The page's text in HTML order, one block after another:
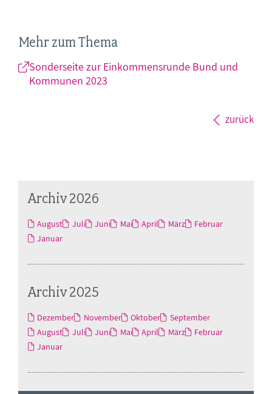
Mehr zum Thema
Sonderseite zur Einkommensrunde Bund und
Kommunen 2023
zurück
Archiv 2026
August Juli Juni Mai April März
Februar
Januar
Archiv 2025
Dezember November Oktober
September
August
Juli Juni Mai April März
Februar
Januar